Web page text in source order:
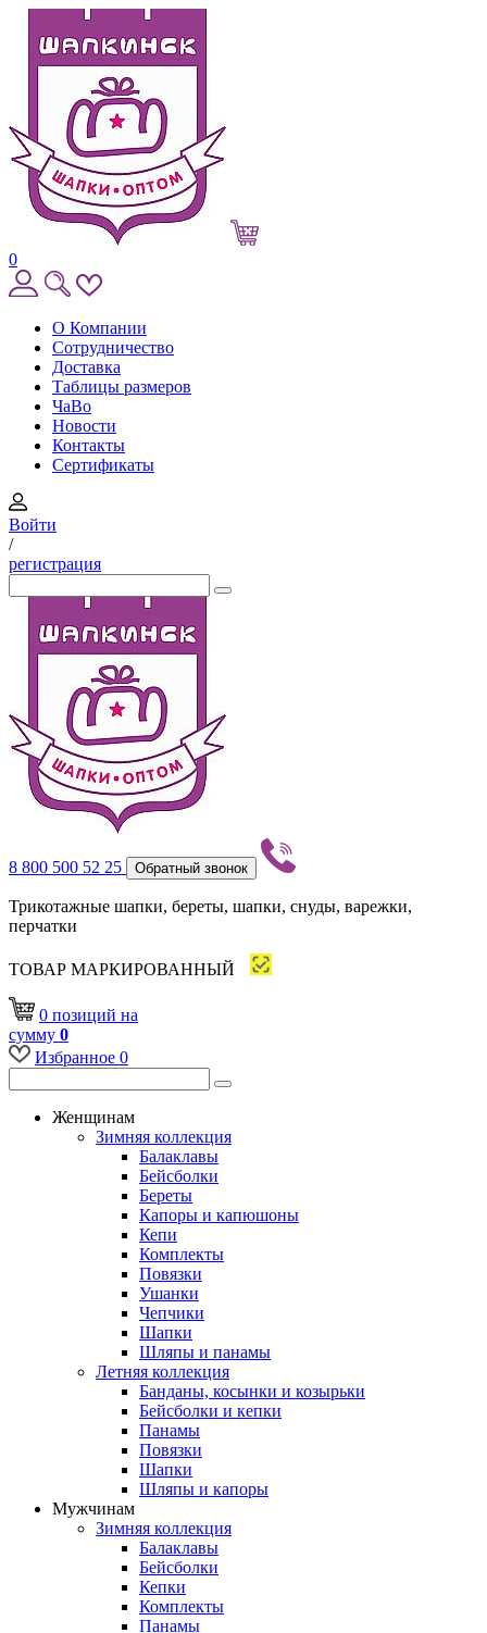
0
О Компании
Сотрудничество
Доставка
Таблицы размеров
ЧаВо
Новости
Контакты
Сертификаты
Войти
/
регистрация
8 800 500 52 25 Обратный звонок
Трикотажные шапки, береты, шапки, снуды, варежки,
перчатки
ТОВАР МАРКИРОВАННЫЙ
0 позиций на
сумму 0
Избранное 0
Женщинам
Зимняя коллекция
Балаклавы
Бейсболки
Береты
Капоры и капюшоны
Кепи
Комплекты
Повязки
Ушанки
Чепчики
Шапки
Шляпы и панамы
Летняя коллекция
Банданы, косынки и козырьки
Бейсболки и кепки
Панамы
Повязки
Шапки
Шляпы и капоры
Мужчинам
Зимняя коллекция
Балаклавы
Бейсболки
Кепки
Комплекты
Панамы